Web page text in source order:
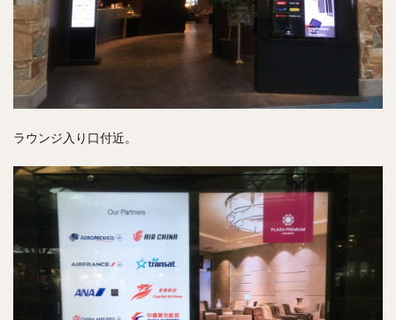
ラウンジ入り口付近。